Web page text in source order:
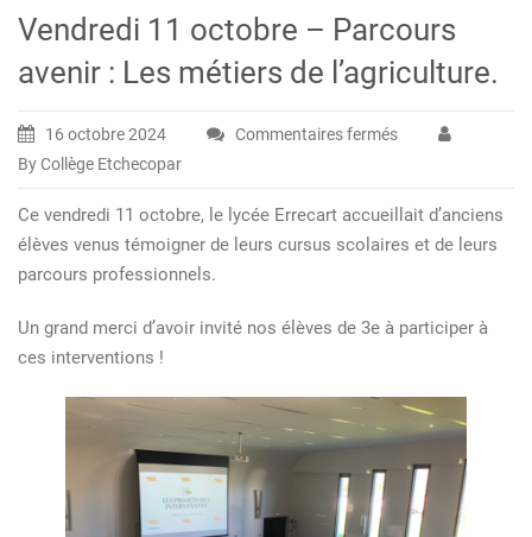
Vendredi 11 octobre – Parcours
avenir : Les métiers de l’agriculture.
16 octobre 2024 Commentaires ferméssur
avenir
métiers
de
l’agriculture.
By Collège Etchecopar
Ce vendredi 11 octobre, le lycée Errecart accueillait d’anciens
élèves venus témoigner de leurs cursus scolaires et de leurs
parcours professionnels.
Un grand merci d’avoir invité nos élèves de 3e à participer à
ces interventions !